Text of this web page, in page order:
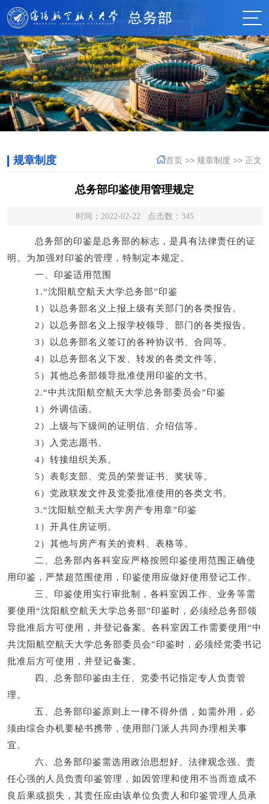
规章制度 首页 >> 规章制度 >> 正文
总务部印鉴使用管理规定
时间：2022-02-22 点击数： 345
总务部的印鉴是总务部的标志，是具有法律责任的证
明。为加强对印鉴的管理，特制定本规定。
一、印鉴适用范围
1.“沈阳航空航天大学总务部”印鉴
1）以总务部名义上报上级有关部门的各类报告。
2）以总务部名义上报学校领导、部门的各类报告。
3）以总务部名义签订的各种协议书、合同等。
4）以总务部名义下发、转发的各类文件等。
5）其他总务部领导批准使用印鉴的文书。
2.“中共沈阳航空航天大学总务部委员会”印鉴
1）外调信函。
2）上级与下级间的证明信、介绍信等。
3）入党志愿书。
4）转接组织关系。
5）表彰支部、党员的荣誉证书、奖状等。
6）党政联发文件及党委批准使用的各类文书。
3.“沈阳航空航天大学房产专用章”印鉴
1）开具住房证明。
2）其他与房产有关的资料、表格等。
二、总务部内各科室应严格按照印鉴使用范围正确使
用印鉴，严禁超范围使用，印鉴使用应做好使用登记工作。
三、印鉴使用实行审批制，各科室因工作、业务等需
要使用“沈阳航空航天大学总务部”印鉴时，必须经总务部领
导批准后方可使用，并登记备案。各科室因工作需要使用“中
共沈阳航空航天大学总务部委员会”印鉴时，必须经党委书记
批准后方可使用，并登记备案。
四、总务部印鉴由主任、党委书记指定专人负责管
理。
五、总务部印鉴原则上一律不得外借，如需外用，必
须由综合办机要秘书携带，使用部门派人共同办理相关事
宜。
六、总务部印鉴需选用政治思想好、法律观念强、责
任心强的人员负责印鉴管理，如因管理和使用不当而造成不
良后果或损失，其责任应由该单位负责人和印鉴管理人员承